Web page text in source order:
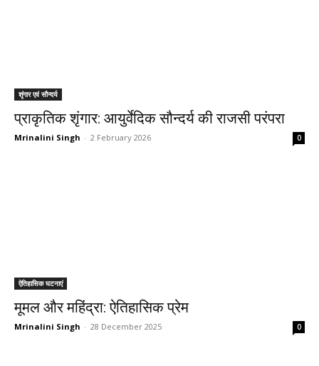
शृंगार एवं सौन्दर्य
प्राकृतिक शृंगार: आयुर्वेदिक सौन्दर्य की राजसी परंपरा
Mrinalini Singh - 2 February 2026 0
ऐतिहासिक घटनाएं
मूमल और महिंद्रा: ऐतिहासिक प्रेम
Mrinalini Singh - 28 December 2025 0